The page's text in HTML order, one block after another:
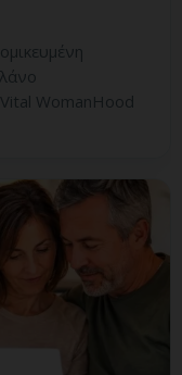
WomanHood